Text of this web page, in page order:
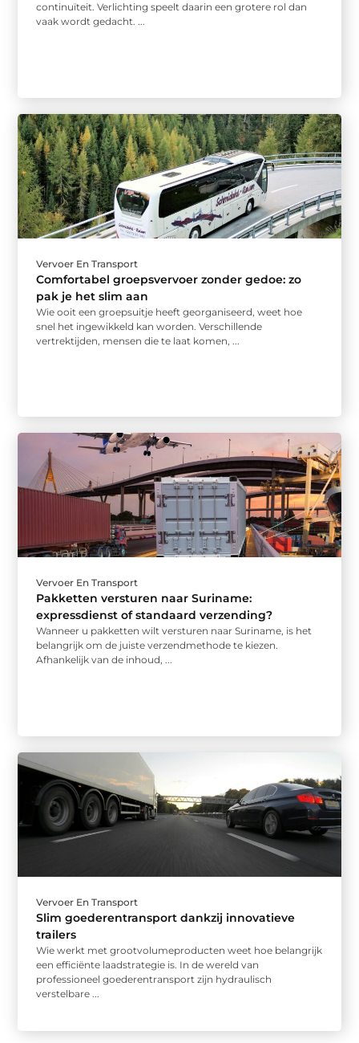
continuïteit. Verlichting speelt daarin een grotere rol dan
vaak wordt gedacht. ...
Vervoer En Transport
Comfortabel groepsvervoer zonder gedoe: zo
pak je het slim aan
Wie ooit een groepsuitje heeft georganiseerd, weet hoe
snel het ingewikkeld kan worden. Verschillende
vertrektijden, mensen die te laat komen, ...
Vervoer En Transport
Pakketten versturen naar Suriname:
expressdienst of standaard verzending?
Wanneer u pakketten wilt versturen naar Suriname, is het
belangrijk om de juiste verzendmethode te kiezen.
Afhankelijk van de inhoud, ...
Vervoer En Transport
Slim goederentransport dankzij innovatieve
trailers
Wie werkt met grootvolumeproducten weet hoe belangrijk
een efficiënte laadstrategie is. In de wereld van
professioneel goederentransport zijn hydraulisch
verstelbare ...